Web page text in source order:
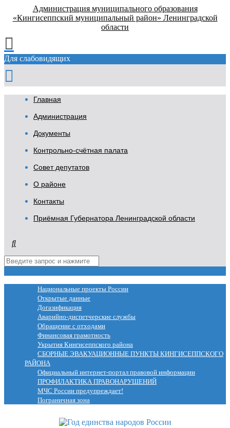
Администрация муниципального образования
«Кингисеппский муниципальный район» Ленинградской
области
Для слабовидящих
Главная
Администрация
Документы
Контрольно-счётная палата
Совет депутатов
О районе
Контакты
Приёмная Губернатора Ленинградской области
Национальные проекты России
Открытые данные
Догазификация
Аварийно-диспетчерские службы
Обращение с отходами
Финансовая грамотность
Укрытия Кингисеппского района
СБОРНЫЕ ЭВАКУАЦИОННЫЕ ПУНКТЫ КИНГИСЕППСКОГО
РАЙОНА
Официальный интернет-портал правовой информации
ПРОФИЛАКТИКА ПРАВОНАРУШЕНИЙ
МЧС России предупреждает!
Пограничная зона